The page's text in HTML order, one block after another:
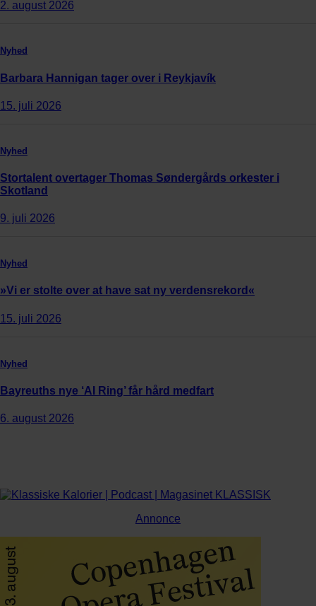
2. august 2026
Nyhed
Barbara Hannigan tager over i Reykjavík
15. juli 2026
Nyhed
Stortalent overtager Thomas Søndergårds orkester i
Skotland
9. juli 2026
Nyhed
»Vi er stolte over at have sat ny verdensrekord«
15. juli 2026
Nyhed
Bayreuths nye ‘AI Ring’ får hård medfart
6. august 2026
Annonce